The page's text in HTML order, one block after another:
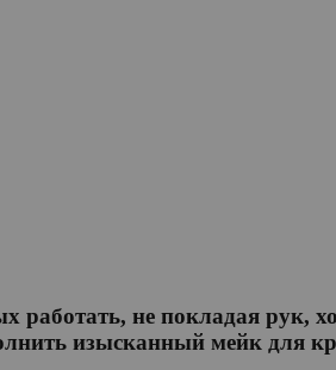
не покладая рук,
изысканный мейк для